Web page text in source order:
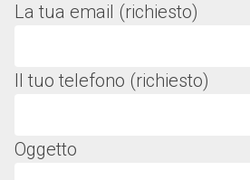
La tua email (richiesto)
Il tuo telefono (richiesto)
Oggetto